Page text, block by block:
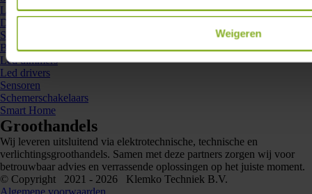
Weigeren
Ledstrips en profielen
Downlights en inlegarmaturen
Sensorarmaturen
Buitenverlichting
Led dimmers
Led drivers
Sensoren
Schemerschakelaars
Smart Home
Groothandels
Wij leveren uitsluitend via elektrotechnische, technische en
verlichtingsgroothandels. Samen met deze partners zorgen wij voor
betrouwbaar advies en verrassende oplossingen op het juiste moment.
© Copyright 2021 - 2026 Klemko Techniek B.V.
Algemene voorwaarden